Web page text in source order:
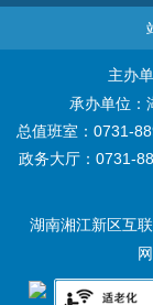
主办
承办单位：
总值班室：0731-
政务大厅：0731-
湖南湘江新区互